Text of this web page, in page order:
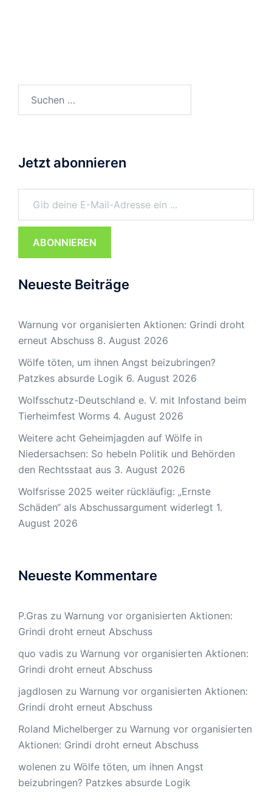
nach:
Jetzt abonnieren
Gib deine E-Mail-Adresse ein ...
ABONNIEREN
Neueste Beiträge
Warnung vor organisierten Aktionen: Grindi droht
erneut Abschuss 8. August 2026
Wölfe töten, um ihnen Angst beizubringen?
Patzkes absurde Logik 6. August 2026
Wolfsschutz-Deutschland e. V. mit Infostand beim
Tierheimfest Worms 4. August 2026
Weitere acht Geheimjagden auf Wölfe in
Niedersachsen: So hebeln Politik und Behörden
den Rechtsstaat aus 3. August 2026
Wolfsrisse 2025 weiter rückläufig: „Ernste
Schäden“ als Abschussargument widerlegt 1.
August 2026
Neueste Kommentare
P.Gras zu Warnung vor organisierten Aktionen:
Grindi droht erneut Abschuss
quo vadis zu Warnung vor organisierten Aktionen:
Grindi droht erneut Abschuss
jagdlosen zu Warnung vor organisierten Aktionen:
Grindi droht erneut Abschuss
Roland Michelberger zu Warnung vor organisierten
Aktionen: Grindi droht erneut Abschuss
wolenen zu Wölfe töten, um ihnen Angst
beizubringen? Patzkes absurde Logik